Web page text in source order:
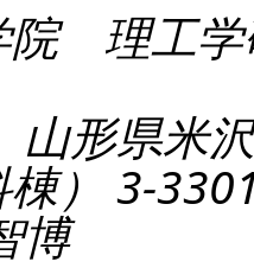
院 理工学
形県米
） 3-
博